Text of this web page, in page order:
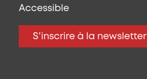
Accessible
S'inscrire à la newsletter